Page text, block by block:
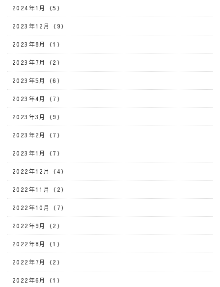
2024年1月（5）
2023年12月（9）
2023年8月（1）
2023年7月（2）
2023年5月（6）
2023年4月（7）
2023年3月（9）
2023年2月（7）
2023年1月（7）
2022年12月（4）
2022年11月（2）
2022年10月（7）
2022年9月（2）
2022年8月（1）
2022年7月（2）
2022年6月（1）